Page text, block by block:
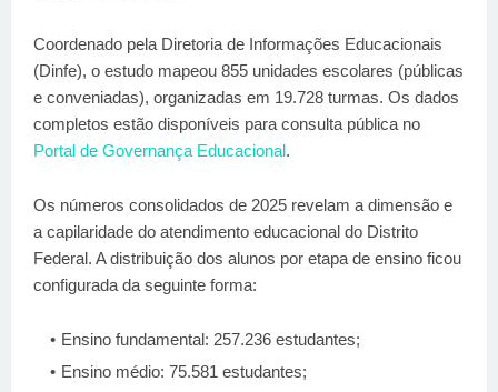
Coordenado pela Diretoria de Informações Educacionais
(Dinfe), o estudo mapeou 855 unidades escolares (públicas
e conveniadas), organizadas em 19.728 turmas. Os dados
completos estão disponíveis para consulta pública no
Portal de Governança Educacional.
Os números consolidados de 2025 revelam a dimensão e
a capilaridade do atendimento educacional do Distrito
Federal. A distribuição dos alunos por etapa de ensino ficou
configurada da seguinte forma:
Ensino fundamental: 257.236 estudantes;
Ensino médio: 75.581 estudantes;